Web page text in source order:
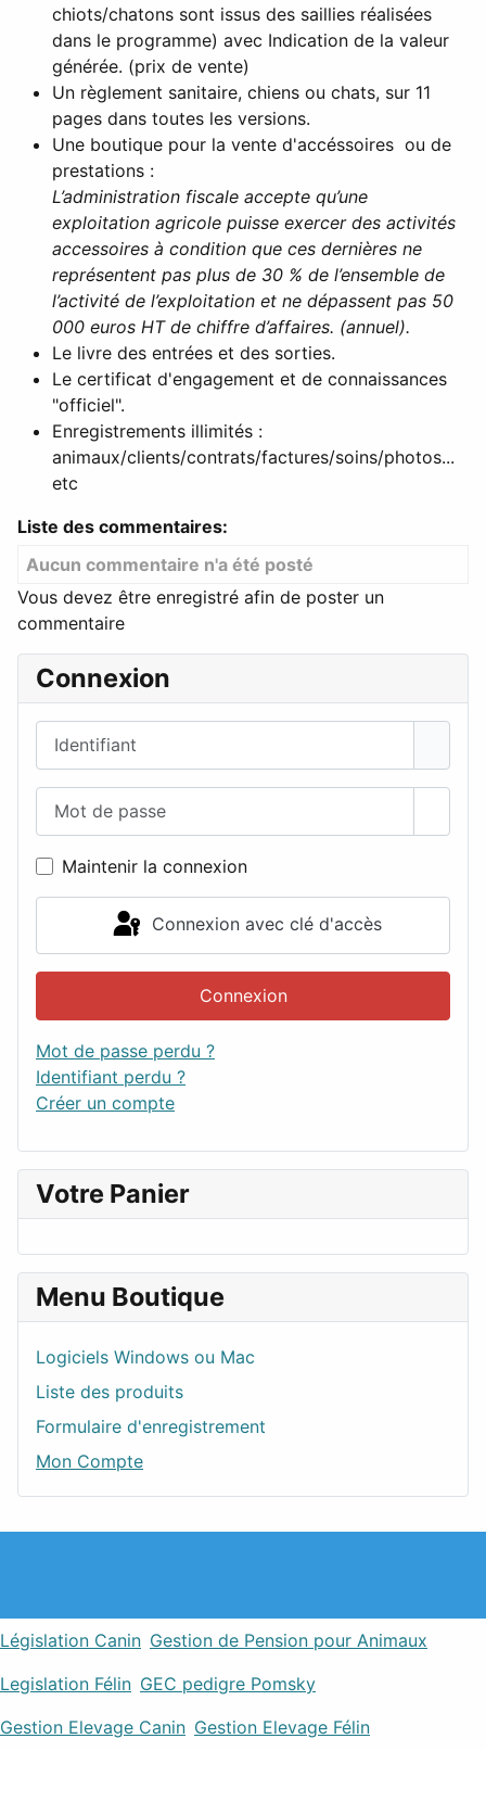
Connexion
Maintenir la connexion
Connexion avec clé d'accès
Connexion
Mot de passe perdu ?
Identifiant perdu ?
Créer un compte
Votre Panier
Menu Boutique
Logiciels Windows ou Mac
Liste des produits
Formulaire d'enregistrement
Mon Compte
chiots/chatons sont issus des saillies réalisées
dans le programme) avec Indication de la valeur
générée. (prix de vente)
Un règlement sanitaire, chiens ou chats, sur 11
pages dans toutes les versions.
Une boutique pour la vente d'accéssoires ou de
prestations :
L’administration fiscale accepte qu’une
exploitation agricole puisse exercer des activités
accessoires à condition que ces dernières ne
représentent pas plus de 30 % de l’ensemble de
l’activité de l’exploitation et ne dépassent pas 50
000 euros HT de chiffre d’affaires. (annuel).
Le livre des entrées et des sorties.
Le certificat d'engagement et de connaissances
"officiel".
Enregistrements illimités :
animaux/clients/contrats/factures/soins/photos...
etc
Liste des commentaires:
Aucun commentaire n'a été posté
Vous devez être enregistré afin de poster un
commentaire
Législation Canin Gestion de Pension pour Animaux
Legislation Félin GEC pedigre Pomsky
Gestion Elevage Canin Gestion Elevage Félin